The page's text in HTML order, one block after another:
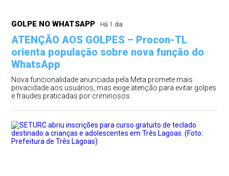
GOLPE NO WHATSAPP Há 1 dia
ATENÇÃO AOS GOLPES – Procon-TL
orienta população sobre nova função do
WhatsApp
Nova funcionalidade anunciada pela Meta promete mais
privacidade aos usuários, mas exige atenção para evitar golpes
e fraudes praticadas por criminosos.